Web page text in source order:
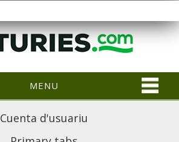
MENU
Cuenta d'usuariu